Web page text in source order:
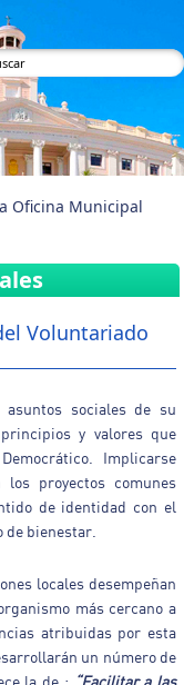
de
Oficina Municipal
Voluntariado
asuntos sociales de su
y valores que
Implicarse
los proyectos comunes
de identidad con el
de bienestar.
locales desempeñan
más cercano a
atribuidas por esta
un número de
la de : “Facilitar a las